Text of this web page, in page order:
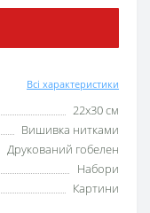
Всі характеристики
22х30 см
Вишивка нитками
Друкований гобелен
Набори
Картини